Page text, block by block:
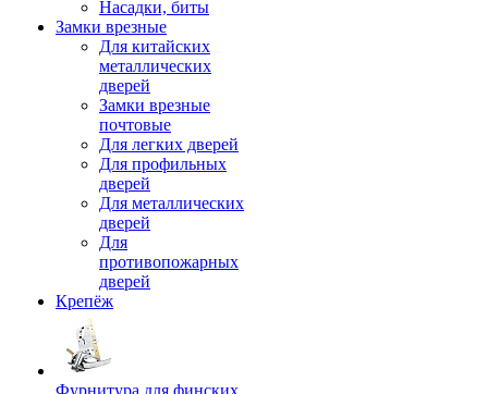
Насадки, биты
Замки врезные
Для китайских
металлических
дверей
Замки врезные
почтовые
Для легких дверей
Для профильных
дверей
Для металлических
дверей
Для
противопожарных
дверей
Крепёж
Фурнитура для финских